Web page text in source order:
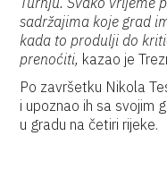
sadržajima koje grad
kada to produlji do
prenoćiti, kazao je
Po završetku Nikola
i upoznao ih sa svojim
u gradu na četiri rijeke.